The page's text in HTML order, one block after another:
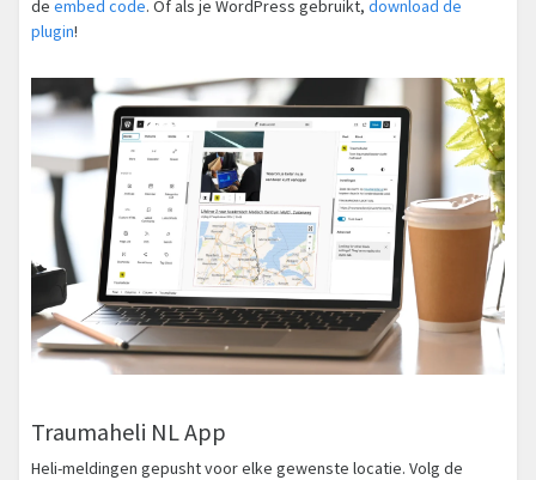
de embed code. Of als je WordPress gebruikt, download de
plugin!
Traumaheli NL App
Heli-meldingen gepusht voor elke gewenste locatie. Volg de